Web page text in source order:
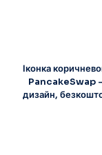
Іконка
PancakeSwap
дизайн,